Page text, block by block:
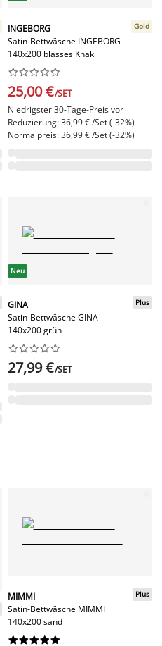
INGEBORG
Satin-Bettwäsche INGEBORG
140x200 blasses Khaki
Gold






25,00 €/SET
Niedrigster 30-Tage-Preis vor
Reduzierung: 36,99 € /Set (-32%)
Normalpreis: 36,99 € /Set (-32%)
Neu
GINA
Satin-Bettwäsche GINA
140x200 grün
Plus






27,99 €/SET
MIMMI
Satin-Bettwäsche MIMMI
140x200 sand
Plus





